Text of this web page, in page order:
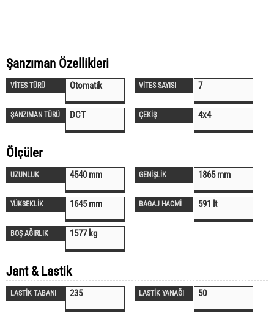
Şanzıman Özellikleri
VİTES TÜRÜ Otomatik VİTES SAYISI 7
ŞANZIMAN TÜRÜ DCT ÇEKİŞ 4x4
Ölçüler
UZUNLUK 4540 mm GENİŞLİK 1865 mm
YÜKSEKLİK 1645 mm BAGAJ HACMİ 591 lt
BOŞ AĞIRLIK 1577 kg
Jant & Lastik
LASTİK TABANI 235 LASTİK YANAĞI 50